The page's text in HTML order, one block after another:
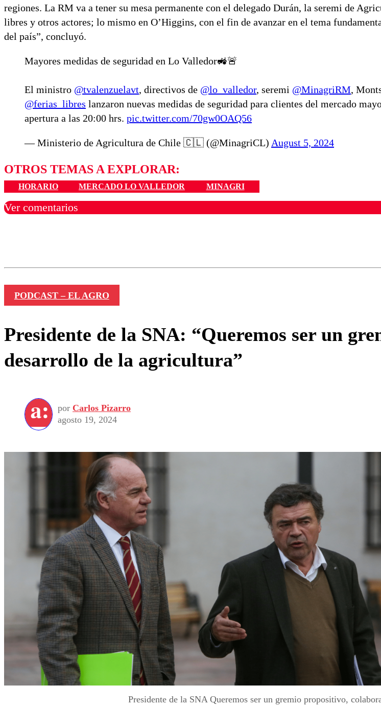
regiones. La RM va a tener su mesa permanente con el delegado Durán, la seremi de
libres y otros actores; lo mismo en O’Higgins, con el fin de avanzar en el tema
del país”, concluyó.
Mayores medidas de seguridad en Lo Valledor🚜🚨
El ministro @tvalenzuelavt, directivos de @lo_valledor, seremi @MinagriRM,
@ferias_libres lanzaron nuevas medidas de seguridad para clientes del mercado
apertura a las 20:00 hrs. pic.twitter.com/70gw0OAQ56
— Ministerio de Agricultura de Chile 🇨🇱 (@MinagriCL) August 5, 2024
OTROS TEMAS A EXPLORAR:
HORARIO MERCADO LO VALLEDOR MINAGRI
Ver comentarios
PODCAST – EL AGRO
Presidente de la SNA: “Queremos ser un
desarrollo de la agricultura”
por Carlos Pizarro
agosto 19, 2024
Presidente de la SNA Queremos ser un gremio propositivo,